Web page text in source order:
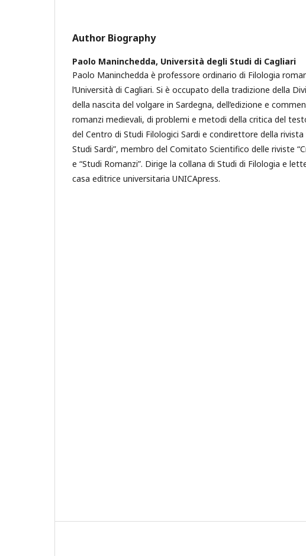
Author Biography
Paolo Maninchedda, Università degli Studi di Cagliari
Paolo Maninchedda è professore ordinario di Filologia
l’Università di Cagliari. Si è occupato della tradizione della
della nascita del volgare in Sardegna, dell’edizione e
romanzi medievali, di problemi e metodi della critica del
del Centro di Studi Filologici Sardi e condirettore della
Studi Sardi”, membro del Comitato Scientifico delle riviste
e “Studi Romanzi”. Dirige la collana di Studi di Filologia e
casa editrice universitaria UNICApress.